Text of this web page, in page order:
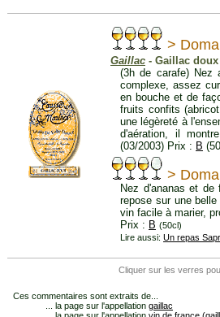
>
Gaillac - Gaillac
(3h de carafe) Nez
complexe, assez
en bouche et de
fruits confits
une légèreté à
d'aération, il
(03/2003) Prix : B
>
Nez d'ananas et
repose sur une
vin facile à marier,
Prix : B (50cl)
Lire aussi: Un repas
Cliquer sur les verres
Ces commentaires sont extraits de...
... la page sur l'appellation gaillac